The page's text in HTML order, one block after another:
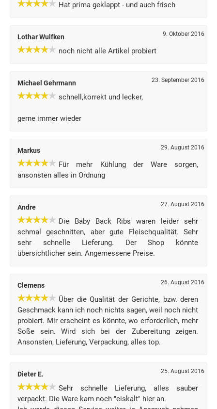
Hat prima geklappt - und auch frisch
Lothar Wulfken 9. Oktober 2016
noch nicht alle Artikel probiert
Michael Gehrmann 23. September 2016
schnell,korrekt und lecker,
gerne immer wieder
Markus 29. August 2016
Für mehr Kühlung der Ware sorgen,
ansonsten alles in Ordnung
Andre 27. August 2016
Die Baby Back Ribs waren leider sehr
schmal geschnitten, aber gute Fleischqualität. Sehr
sehr schnelle Lieferung. Der Shop könnte
übersichtlicher sein. Angemessene Preise.
Clemens 26. August 2016
Über die Qualität der Gerichte, bzw. deren
Geschmack kann ich noch nichts sagen, weil noch nicht
probiert. Mir erscheint es könnte, wo erforderlich, mehr
Soße sein. Wird sich bei der Zubereitung zeigen.
Ansonsten, Lieferung, Verpackung, alles top.
Dieter E. 25. August 2016
Sehr schnelle Lieferung, alles sauber
verpackt. Die Ware kam noch "eiskalt" hier an.